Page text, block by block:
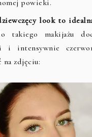
powieki.
look to
takiego makijażu
i intensywnie
na zdjęciu: